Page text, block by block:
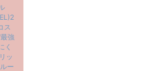
ス
強
く
ッ
ー